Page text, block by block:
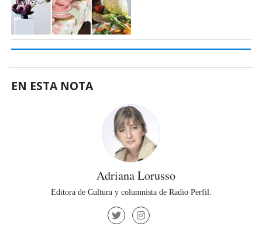
EN ESTA NOTA
Adriana Lorusso
Editora de Cultura y columnista de Radio Perfil.